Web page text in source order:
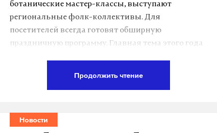
ботанические мастер-классы, выступают
региональные фолк-коллективы. Для
посетителей всегда готовят обширную
праздничную программу. Главная тема этого года
Продолжить чтение
Новости